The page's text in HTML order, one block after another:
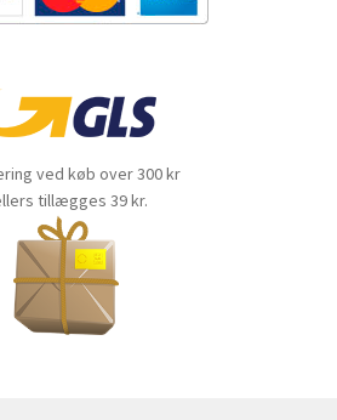
ved køb over 300 kr
tillægges 39 kr.